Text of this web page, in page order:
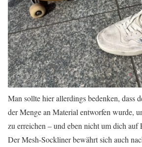
Man sollte hier allerdings bedenken, dass
der Menge an Material entworfen wurde,
zu erreichen – und eben nicht um dich
Der Mesh-Sockliner bewährt sich auch